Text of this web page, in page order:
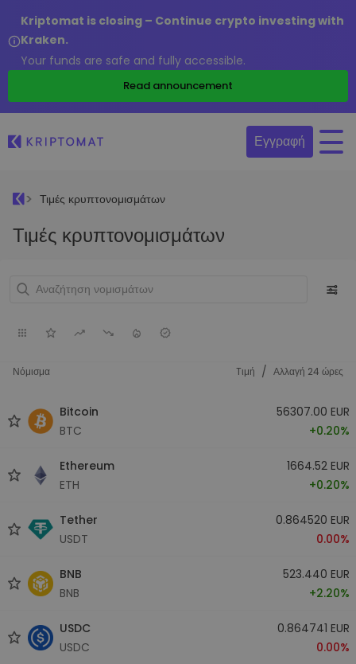
Kriptomat is closing – Continue crypto investing with
Kraken.
Your funds are safe and fully accessible.
Read announcement
Εγγραφή
Τιμές κρυπτονομισμάτων
Τιμές κρυπτονομισμάτων
Νόμισμα Tιμή / Αλλαγή 24 ώρες
Bitcoin
BTC
56307.00 EUR
+0.20%
Ethereum
ETH
1664.52 EUR
+0.20%
Tether
USDT
0.864520 EUR
0.00%
BNB
BNB
523.440 EUR
+2.20%
USDC
USDC
0.864741 EUR
0.00%